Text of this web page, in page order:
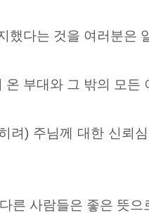
했다는 것을 여러분은
부대와 그 밖의 모든
려) 주님께 대한 신뢰
른 사람들은 좋은 뜻으